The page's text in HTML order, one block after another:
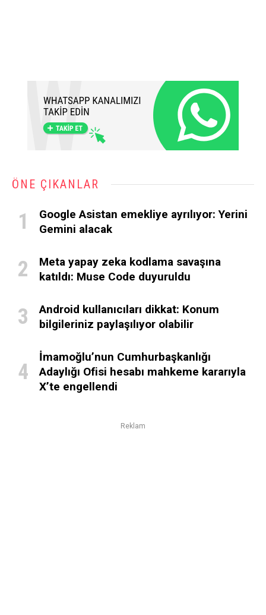
ÖNE ÇIKANLAR
Google Asistan emekliye ayrılıyor: Yerini
Gemini alacak
Meta yapay zeka kodlama savaşına
katıldı: Muse Code duyuruldu
Android kullanıcıları dikkat: Konum
bilgileriniz paylaşılıyor olabilir
İmamoğlu’nun Cumhurbaşkanlığı
Adaylığı Ofisi hesabı mahkeme kararıyla
X’te engellendi
Reklam